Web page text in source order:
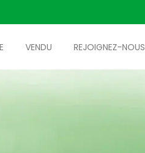
VENDU REJOIGNEZ-NOUS